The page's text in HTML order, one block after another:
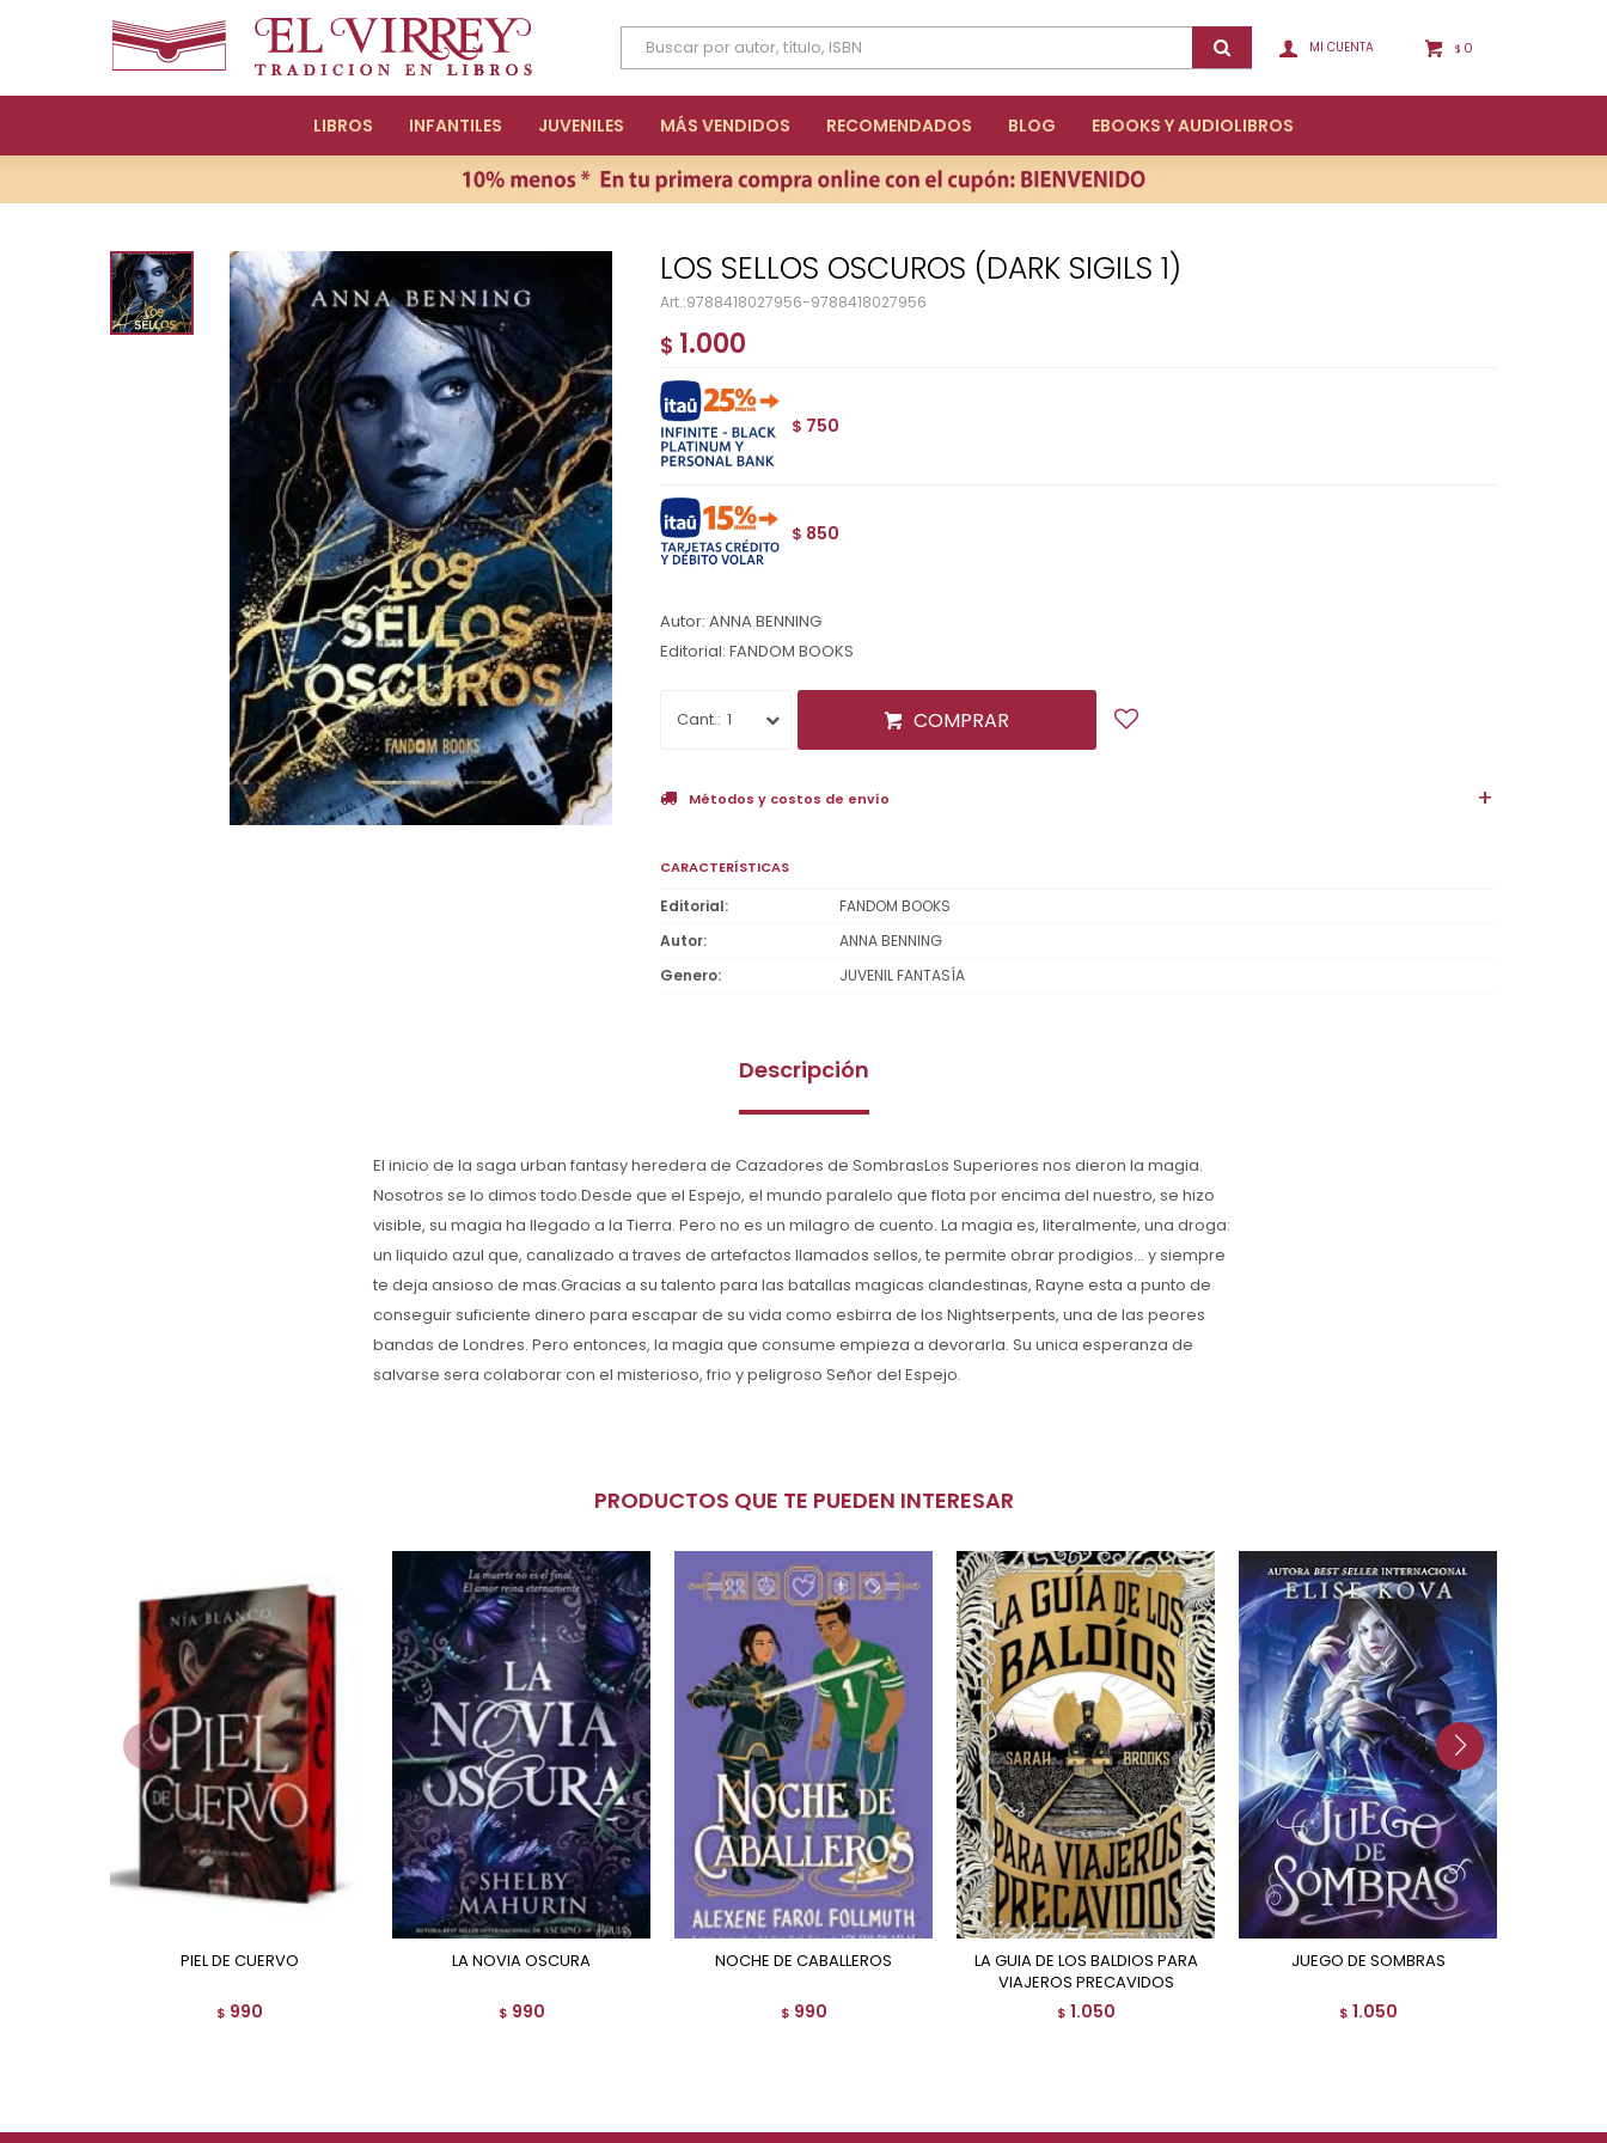
LIBROS INFANTILES JUVENILES MÁS VENDIDOS RECOMENDADOS BLOG EBOOKS Y AUDIOLIBROS
$ 0
LOS SELLOS OSCUROS (DARK SIGILS 1)
9788418027956-9788418027956
$ 1.000
$ 750
$ 850
Autor: ANNA BENNING
Editorial: FANDOM BOOKS
1 COMPRAR
Métodos y costos de envío
CARACTERÍSTICAS
Editorial
FANDOM BOOKS
Autor
ANNA BENNING
Genero
JUVENIL FANTASÍA
Descripción
El inicio de la saga urban fantasy heredera de Cazadores de SombrasLos Superiores nos dieron la magia.
Nosotros se lo dimos todo.Desde que el Espejo, el mundo paralelo que flota por encima del nuestro, se hizo
visible, su magia ha llegado a la Tierra. Pero no es un milagro de cuento. La magia es, literalmente, una droga:
un liquido azul que, canalizado a traves de artefactos llamados sellos, te permite obrar prodigios... y siempre
te deja ansioso de mas.Gracias a su talento para las batallas magicas clandestinas, Rayne esta a punto de
conseguir suficiente dinero para escapar de su vida como esbirra de los Nightserpents, una de las peores
bandas de Londres. Pero entonces, la magia que consume empieza a devorarla. Su unica esperanza de
salvarse sera colaborar con el misterioso, frio y peligroso Señor del Espejo.
PRODUCTOS QUE TE PUEDEN INTERESAR
PIEL DE CUERVO
$ 990
LA NOVIA OSCURA
$ 990
NOCHE DE CABALLEROS
$ 990
LA GUIA DE LOS BALDIOS PARA
VIAJEROS PRECAVIDOS
$ 1.050
JUEGO DE SOMBRAS
$ 1.050